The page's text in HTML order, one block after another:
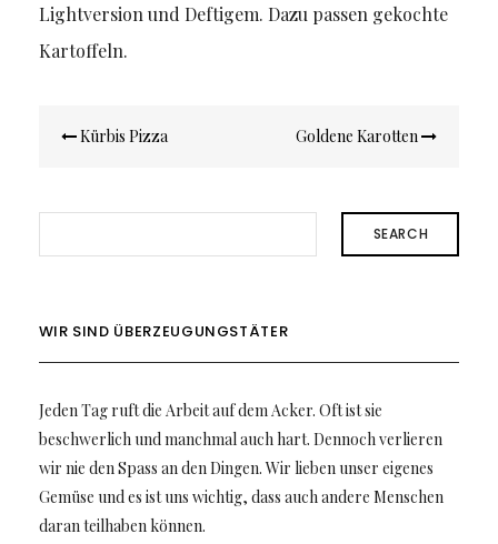
Lightversion und Deftigem. Dazu passen gekochte
Kartoffeln.
Beitragsnavigation
Kürbis Pizza Goldene Karotten
SEARCH
WIR SIND ÜBERZEUGUNGSTÄTER
Jeden Tag ruft die Arbeit auf dem Acker. Oft ist sie
beschwerlich und manchmal auch hart. Dennoch verlieren
wir nie den Spass an den Dingen. Wir lieben unser eigenes
Gemüse und es ist uns wichtig, dass auch andere Menschen
daran teilhaben können.